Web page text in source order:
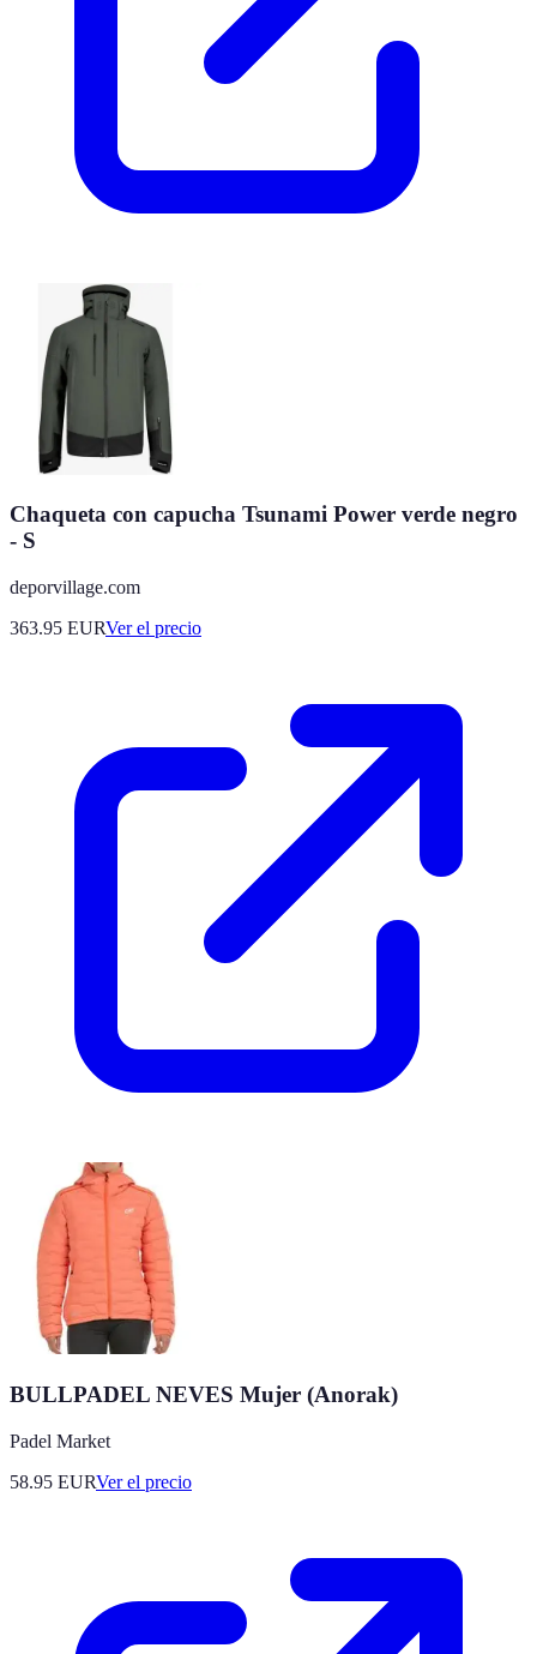
Chaqueta con capucha Tsunami Power verde negro
- S
deporvillage.com
363.95 EURVer el precio
BULLPADEL NEVES Mujer (Anorak)
Padel Market
58.95 EURVer el precio